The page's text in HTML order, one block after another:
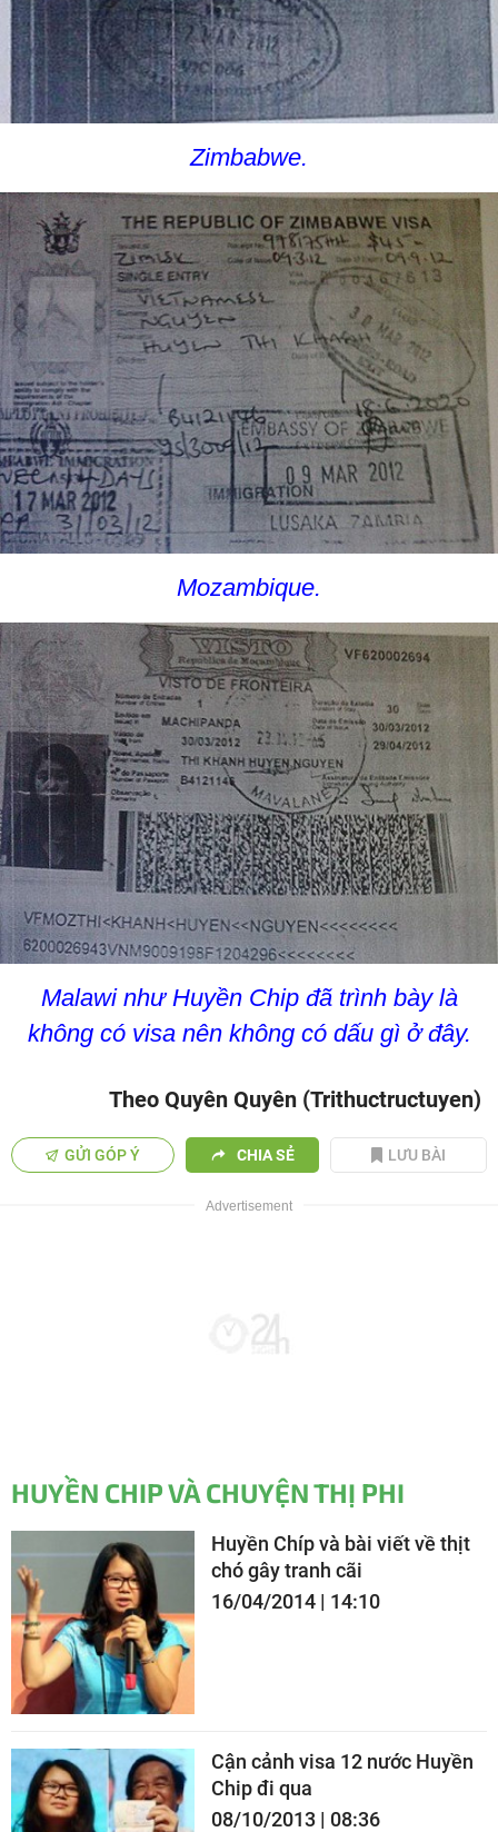
Zimbabwe.
Mozambique.
Malawi như Huyền Chip đã trình bày là
không có visa nên không có dấu gì ở đây.
Theo Quyên Quyên (Trithuctructuyen)
GỬI GÓP Ý CHIA SẺ LƯU BÀI
HUYỀN CHIP VÀ CHUYỆN THỊ PHI
Huyền Chíp và bài viết về thịt
chó gây tranh cãi
16/04/2014 | 14:10
Cận cảnh visa 12 nước Huyền
Chip đi qua
08/10/2013 | 08:36